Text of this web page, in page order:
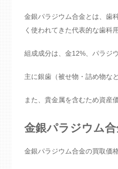
金銀パラジウム合金とは、歯
く使われてきた代表的な歯科
組成成分は、金12%、パラジ
主に銀歯（被せ物・詰め物な
また、貴金属を含むため資産
金銀パラジウム
金銀パラジウム合金の買取価